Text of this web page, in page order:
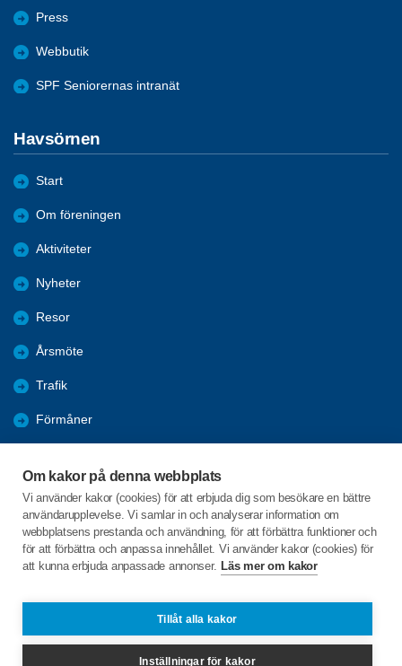
Om kakor på denna webbplats
Vi använder kakor (cookies) för att erbjuda dig som besökare en bättre
användarupplevelse. Vi samlar in och analyserar information om
webbplatsens prestanda och användning, för att förbättra funktioner och
för att förbättra och anpassa innehållet. Vi använder kakor (cookies) för
att kunna erbjuda anpassade annonser. Läs mer om kakor
Tillåt alla kakor
Inställningar för kakor
Press
Webbutik
SPF Seniorernas intranät
Havsörnen
Start
Om föreningen
Aktiviteter
Nyheter
Resor
Årsmöte
Trafik
Förmåner
IT - Event
Nyheter
C/o:Mats Kjellman